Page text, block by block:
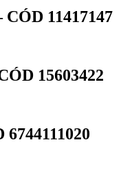
11417147
15603422